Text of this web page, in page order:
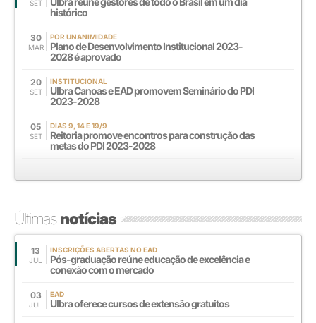
SET
histórico
30
MAR
POR UNANIMIDADE
Plano de Desenvolvimento Institucional 2023-
2028 é aprovado
20
SET
INSTITUCIONAL
Ulbra Canoas e EAD promovem Seminário do PDI
2023-2028
05
SET
DIAS 9, 14 E 19/9
Reitoria promove encontros para construção das
metas do PDI 2023-2028
Últimasnotícias
13
JUL
INSCRIÇÕES ABERTAS NO EAD
Pós-graduação reúne educação de excelência e
conexão com o mercado
03
JUL
EAD
Ulbra oferece cursos de extensão gratuitos